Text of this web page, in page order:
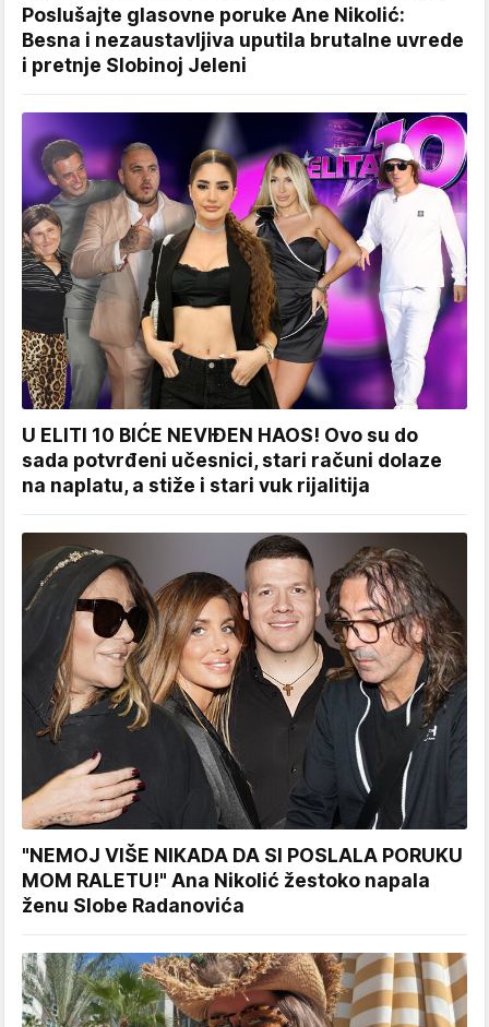
Poslušajte glasovne poruke Ane Nikolić:
Besna i nezaustavljiva uputila brutalne uvrede
i pretnje Slobinoj Jeleni
U ELITI 10 BIĆE NEVIĐEN HAOS! Ovo su do
sada potvrđeni učesnici, stari računi dolaze
na naplatu, a stiže i stari vuk rijalitija
"NEMOJ VIŠE NIKADA DA SI POSLALA PORUKU
MOM RALETU!" Ana Nikolić žestoko napala
ženu Slobe Radanovića